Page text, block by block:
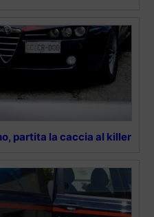
partita la caccia al killer